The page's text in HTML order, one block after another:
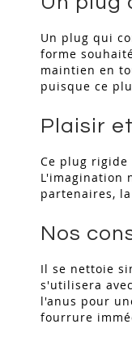
Un plug qui
forme
maintien en
puisque ce
Plaisir
Ce plug
L'imagination
partenaires,
Nos
Il se nettoie
s'utilisera
l'anus pour
fourrure